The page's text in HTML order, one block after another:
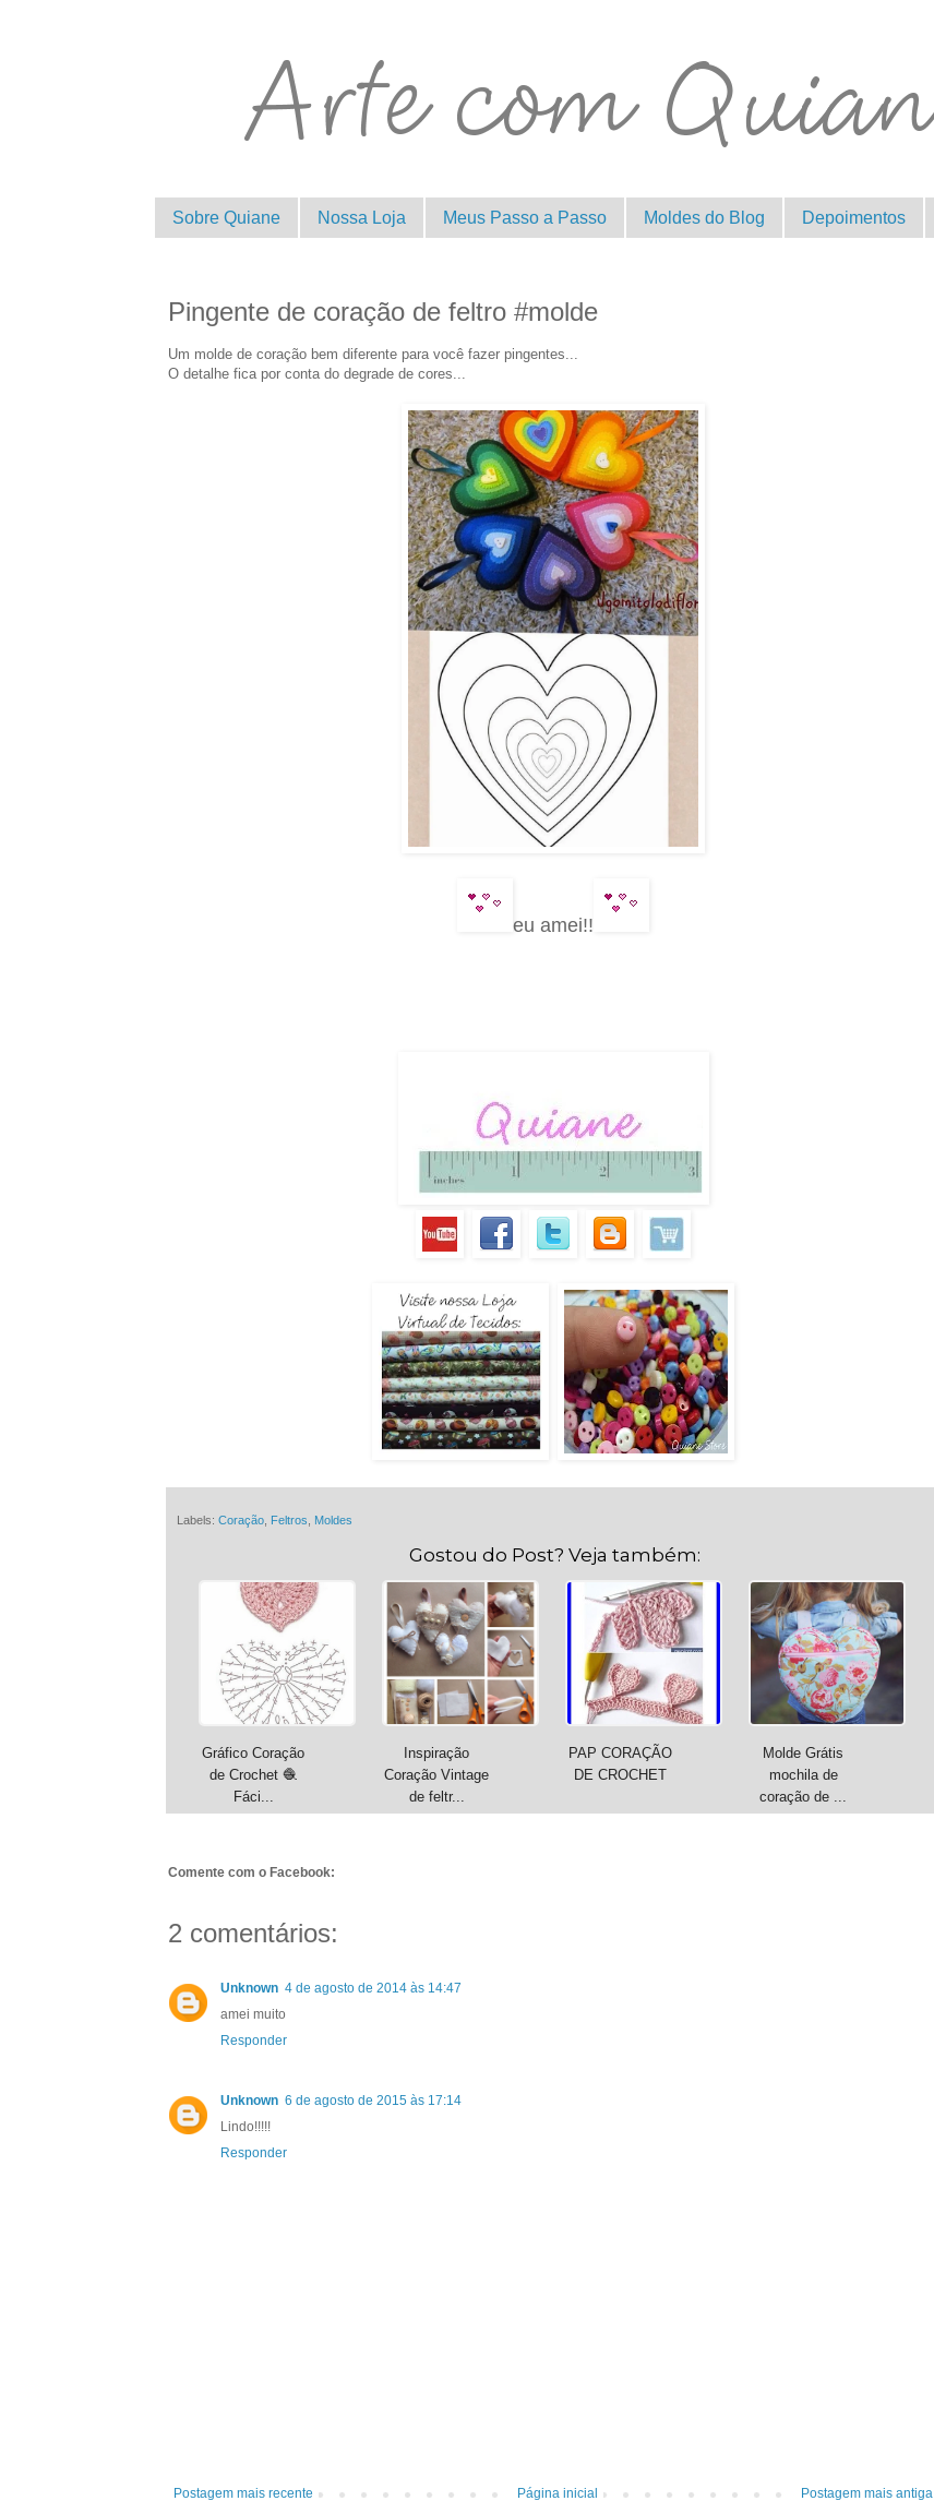
Sobre Quiane Nossa Loja Meus Passo a Passo Moldes do Blog Depoimentos
Pingente de coração de feltro #molde
Um molde de coração bem diferente para você fazer pingentes...
O detalhe fica por conta do degrade de cores...
eu amei!!
Labels: Coração Feltros Moldes
Gostou do Post? Veja também:
Gráfico Coração
de Crochet 🧶
Fáci...
Inspiração
Coração Vintage
de feltr...
PAP CORAÇÃO
DE CROCHET
Molde Grátis
mochila de
coração de ...
Comente com o Facebook:
2 comentários:
Unknown 4 de agosto de 2014 às 14:47
amei muito
Responder
Unknown 6 de agosto de 2015 às 17:14
Lindo!!!!!
Responder
Postagem mais recente Postagem mais antiga
Página inicial